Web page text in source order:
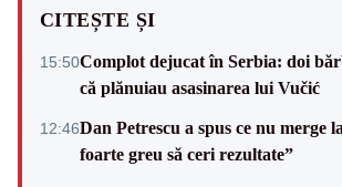
CITEȘTE ȘI
15:50Complot dejucat în Serbia: doi
că plănuiau asasinarea lui Vučić
12:46Dan Petrescu a spus ce nu merge
foarte greu să ceri rezultate”